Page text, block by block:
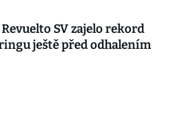
SV zajelo rekord
ještě před odhalením